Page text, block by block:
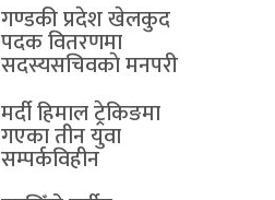
गण्डकी प्रदेश खेलकुद
पदक वितरणमा
सदस्यसचिवकाे मनपरी
मर्दी हिमाल ट्रेकिङमा
गएका तीन युवा
सम्पर्कविहीन